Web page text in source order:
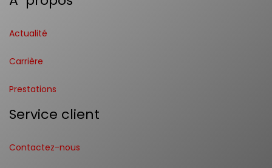
Actualité
Carrière
Prestations
Service client
Contactez-nous